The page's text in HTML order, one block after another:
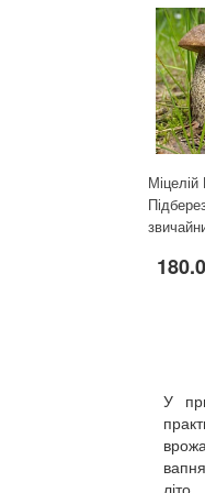
Міцелій
У